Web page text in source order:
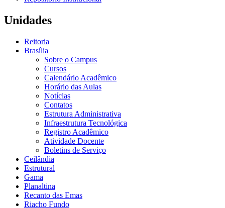
Unidades
Reitoria
Brasília
Sobre o Campus
Cursos
Calendário Acadêmico
Horário das Aulas
Notícias
Contatos
Estrutura Administrativa
Infraestrutura Tecnológica
Registro Acadêmico
Atividade Docente
Boletins de Serviço
Ceilândia
Estrutural
Gama
Planaltina
Recanto das Emas
Riacho Fundo